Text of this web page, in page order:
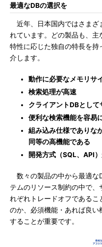
最適なDBの選択を
近年、日本国内ではさまざ
れています。どの製品も、
特性に応じた独自の特長を
介します。
動作に必要なメモリサ
検索処理が高速
クライアントDBとし
便利な検索機能を容易
組み込み仕様でありな
同等の高機能である
開発方式（SQL、API
数々の製品の中から最適な
テムのリソース制約の中で
れぞれトレードオフである
のか、必須機能・あれば良
することが重要です。